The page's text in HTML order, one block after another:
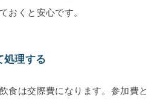
おくと安心です。
理する
食は交際費になります。参加費と